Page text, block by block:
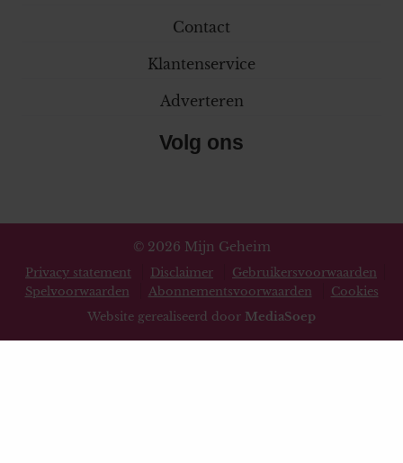
Contact
Klantenservice
Adverteren
Volg ons
© 2026 Mijn Geheim
Privacy statement Disclaimer
Gebruikersvoorwaarden
Spelvoorwaarden
Abonnementsvoorwaarden
Cookies
Website gerealiseerd door MediaSoep